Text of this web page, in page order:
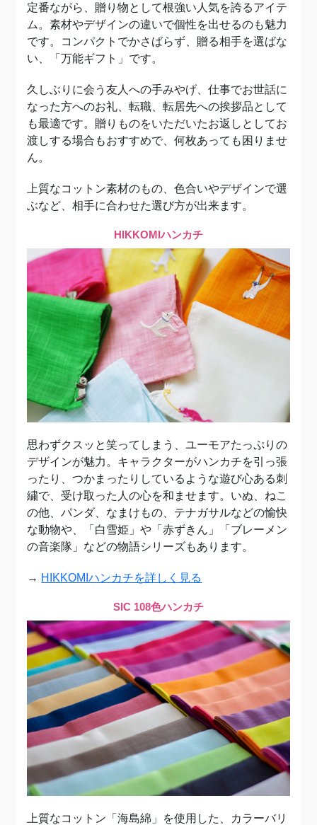
定番ながら、贈り物として根強い人気を誇るアイテ
ム。素材やデザインの違いで個性を出せるのも魅力
です。コンパクトでかさばらず、贈る相手を選ばな
い、「万能ギフト」です。
久しぶりに会う友人への手みやげ、仕事でお世話に
なった方へのお礼、転職、転居先への挨拶品として
も最適です。贈りものをいただいたお返しとしてお
渡しする場合もおすすめで、何枚あっても困りませ
ん。
上質なコットン素材のもの、色合いやデザインで選
ぶなど、相手に合わせた選び方が出来ます。
HIKKOMIハンカチ
思わずクスッと笑ってしまう、ユーモアたっぷりの
デザインが魅力。キャラクターがハンカチを引っ張
ったり、つかまったりしているような遊び心ある刺
繍で、受け取った人の心を和ませます。いぬ、ねこ
の他、パンダ、なまけもの、テナガサルなどの愉快
な動物や、「白雪姫」や「赤ずきん」「ブレーメン
の音楽隊」などの物語シリーズもあります。
→ HIKKOMIハンカチを詳しく見る
SIC 108色ハンカチ
上質なコットン「海島綿」を使用した、カラーバリ